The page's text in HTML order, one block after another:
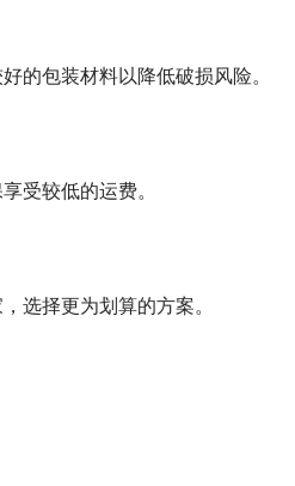
的包装材料以降低破损风险。
受较低的运费。
选择更为划算的方案。